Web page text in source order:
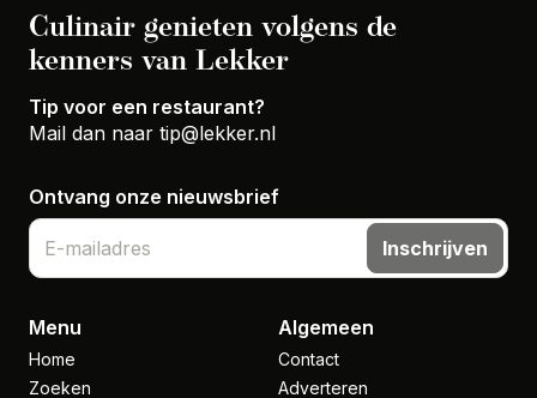
Culinair genieten volgens de
kenners van Lekker
Tip voor een restaurant?
Mail dan naar tip@lekker.nl
Ontvang onze nieuwsbrief
Inschrijven
Menu
Home
Zoeken
Algemeen
Contact
Adverteren